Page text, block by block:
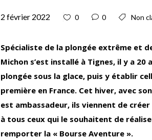
2 février 2022 0 0 Non
Spécialiste de la plongée extrême et
Michon s’est installé à Tignes, il y a
plongée sous la glace, puis y établir
première en France. Cet hiver, avec
est ambassadeur, ils viennent de
à tous ceux qui le souhaitent de
remporter la « Bourse Aventure ».